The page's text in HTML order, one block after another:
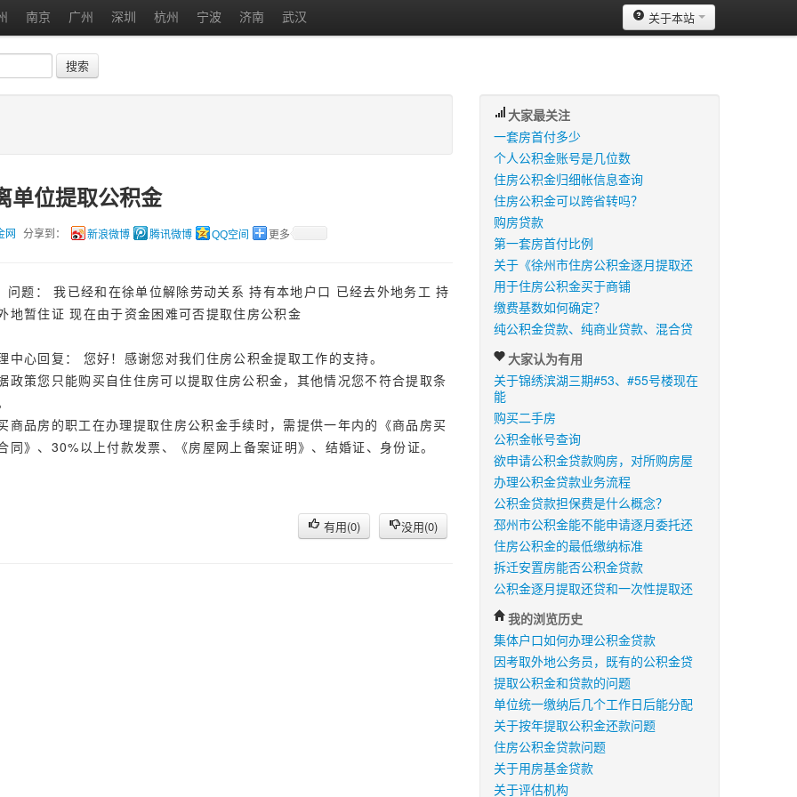
关于本站
南京 广州 深圳 杭州 宁波 济南 武汉
搜索
单位提取公积金
网 分享到： 新浪微博 腾讯微博 QQ空间 更多
问题： 我已经和在徐单位解除劳动关系 持有本地户口 已经去外地务工 持
地暂住证 现在由于资金困难可否提取住房公积金
中心回复： 您好！感谢您对我们住房公积金提取工作的支持。
政策您只能购买自住住房可以提取住房公积金，其他情况您不符合提取条
商品房的职工在办理提取住房公积金手续时，需提供一年内的《商品房买
同》、30%以上付款发票、《房屋网上备案证明》、结婚证、身份证。
有用(0) 没用(0)
大家最关注
一套房首付多少
个人公积金账号是几位数
住房公积金归细帐信息查询
住房公积金可以跨省转吗？
购房贷款
第一套房首付比例
关于《徐州市住房公积金逐月提取还
用于住房公积金买于商铺
缴费基数如何确定？
纯公积金贷款、纯商业贷款、混合贷
大家认为有用
关于锦绣滨湖三期#53、#55号楼现在
能
购买二手房
公积金帐号查询
欲申请公积金贷款购房，对所购房屋
办理公积金贷款业务流程
公积金贷款担保费是什么概念？
邳州市公积金能不能申请逐月委托还
住房公积金的最低缴纳标准
拆迁安置房能否公积金贷款
公积金逐月提取还贷和一次性提取还
我的浏览历史
集体户口如何办理公积金贷款
因考取外地公务员，既有的公积金贷
提取公积金和贷款的问题
单位统一缴纳后几个工作日后能分配
关于按年提取公积金还款问题
住房公积金贷款问题
关于用房基金贷款
关于评估机构